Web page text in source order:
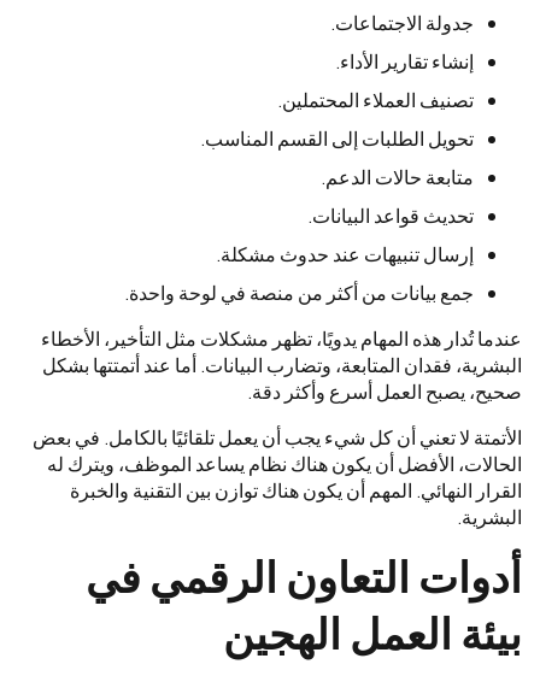
جدولة الاجتماعات.
إنشاء تقارير الأداء.
تصنيف العملاء المحتملين.
تحويل الطلبات إلى القسم المناسب.
متابعة حالات الدعم.
تحديث قواعد البيانات.
إرسال تنبيهات عند حدوث مشكلة.
جمع بيانات من أكثر من منصة في لوحة واحدة.
عندما تُدار هذه المهام يدويًا، تظهر مشكلات مثل التأخير، الأخطاء
البشرية، فقدان المتابعة، وتضارب البيانات. أما عند أتمتتها بشكل
صحيح، يصبح العمل أسرع وأكثر دقة.
الأتمتة لا تعني أن كل شيء يجب أن يعمل تلقائيًا بالكامل. في بعض
الحالات، الأفضل أن يكون هناك نظام يساعد الموظف، ويترك له
القرار النهائي. المهم أن يكون هناك توازن بين التقنية والخبرة
البشرية.
أدوات التعاون الرقمي في
بيئة العمل الهجين